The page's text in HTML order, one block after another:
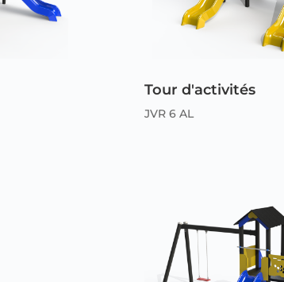
Tour d'activités
JVR 6 AL